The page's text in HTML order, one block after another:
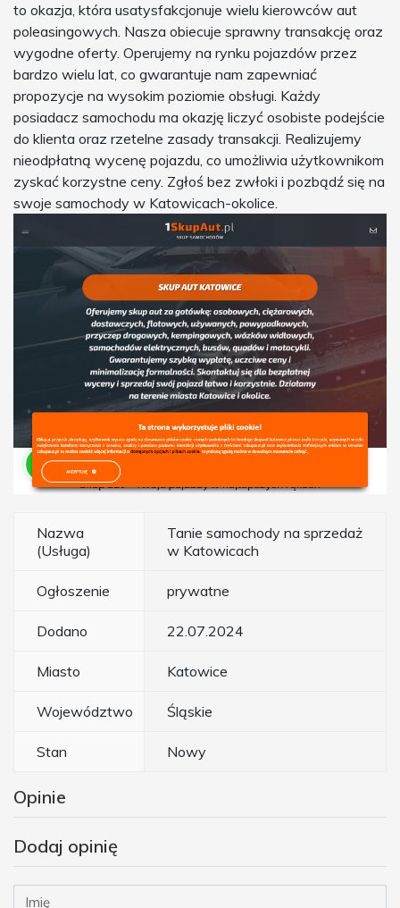
to okazja, która usatysfakcjonuje wielu kierowców aut
poleasingowych. Nasza obiecuje sprawny transakcję oraz
wygodne oferty. Operujemy na rynku pojazdów przez
bardzo wielu lat, co gwarantuje nam zapewniać
propozycje na wysokim poziomie obsługi. Każdy
posiadacz samochodu ma okazję liczyć osobiste podejście
do klienta oraz rzetelne zasady transakcji. Realizujemy
nieodpłatną wycenę pojazdu, co umożliwia użytkownikom
zyskać korzystne ceny. Zgłoś bez zwłoki i pozbądź się na
swoje samochody w Katowicach-okolice.
Nazwa
(Usługa)
Tanie samochody na sprzedaż
w Katowicach
Ogłoszenie prywatne
Dodano 22.07.2024
Miasto Katowice
Województwo Śląskie
Stan Nowy
Opinie
Dodaj opinię